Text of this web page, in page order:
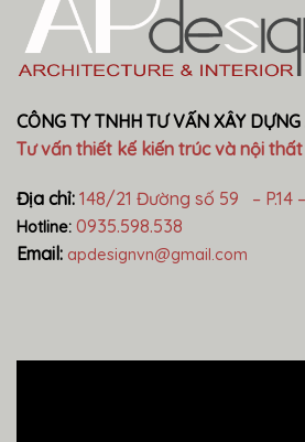
CÔNG TY TNHH TƯ VẤN XÂY DỰNG
Tư vấn thiết kế kiến trúc và nội thất
Địa chỉ: 148/21 Đường số 59 – P.14
Hotline: 0935.598.538
Email: apdesignvn@gmail.com